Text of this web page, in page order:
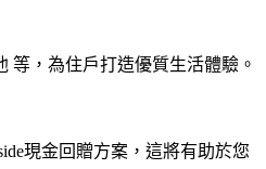
等，為住戶打造優質生活體驗。
現金回贈方案，這將有助於您